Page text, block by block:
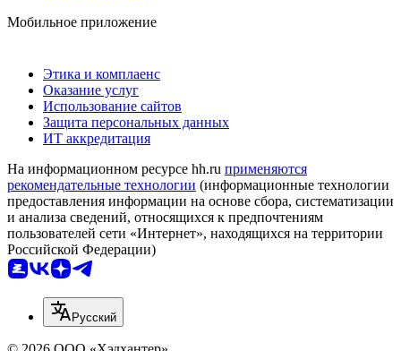
Мобильное приложение
Этика и комплаенс
Оказание услуг
Использование сайтов
Защита персональных данных
ИТ аккредитация
На информационном ресурсе hh.ru применяются
рекомендательные технологии (информационные технологии
предоставления информации на основе сбора, систематизации
и анализа сведений, относящихся к предпочтениям
пользователей сети «Интернет», находящихся на территории
Российской Федерации)
Русский